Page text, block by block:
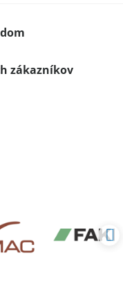
zákazníkov